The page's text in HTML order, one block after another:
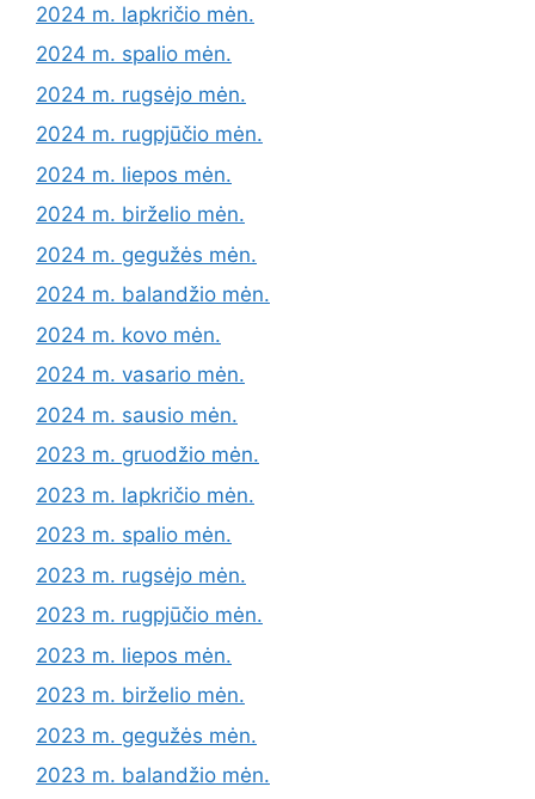
2024 m. lapkričio mėn.
2024 m. spalio mėn.
2024 m. rugsėjo mėn.
2024 m. rugpjūčio mėn.
2024 m. liepos mėn.
2024 m. birželio mėn.
2024 m. gegužės mėn.
2024 m. balandžio mėn.
2024 m. kovo mėn.
2024 m. vasario mėn.
2024 m. sausio mėn.
2023 m. gruodžio mėn.
2023 m. lapkričio mėn.
2023 m. spalio mėn.
2023 m. rugsėjo mėn.
2023 m. rugpjūčio mėn.
2023 m. liepos mėn.
2023 m. birželio mėn.
2023 m. gegužės mėn.
2023 m. balandžio mėn.